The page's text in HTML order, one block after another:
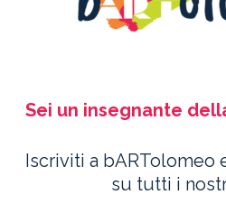
Sei un insegnante
Iscriviti a bARTolomeo
su tutti i